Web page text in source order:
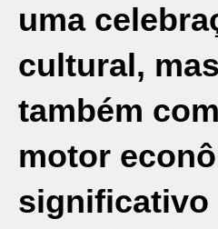
uma
cultural, mas
também
motor
significativo